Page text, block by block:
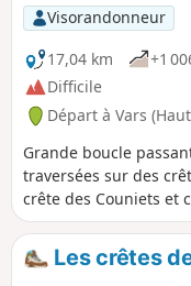
Visorandonneur
17,04 km
+1
Difficile
Départ à Vars
Grande boucle
traversées sur des
crête des Couniets et
parcourues. Vue
Les crêtes